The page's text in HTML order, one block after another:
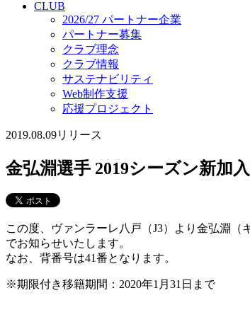
CLUB
2026/27 パートナー企業
パートナー募集
クラブ理念
クラブ情報
サステナビリティ
Web制作支援
応援プロジェクト
2019.08.09リリース
金弘淵選手 2019シーズン新加
この度、ヴァンラーレ八戸（J3）より金弘淵
でお知らせいたします。
なお、背番号は41番となります。
※期限付き移籍期間：2020年1月31日まで